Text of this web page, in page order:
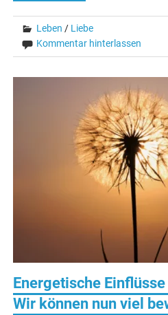
Leben / Liebe
Kommentar hinterlassen
Energetische
Wir können nun viel